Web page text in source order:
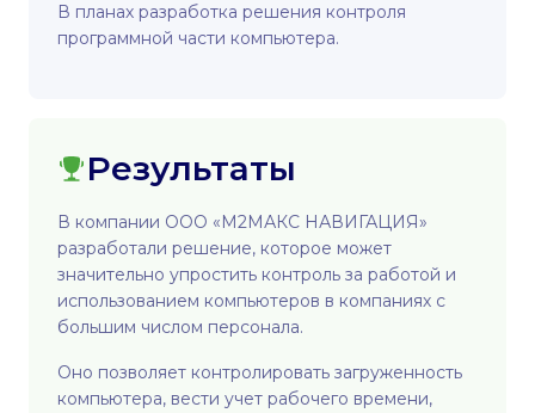
В планах разработка решения контроля
программной части компьютера.
Результаты
В компании ООО «‎М2МАКС НАВИГАЦИЯ»
разработали решение, которое может
значительно упростить контроль за работой и
использованием компьютеров в компаниях с
большим числом персонала.
Оно позволяет контролировать загруженность
компьютера, вести учет рабочего времени,